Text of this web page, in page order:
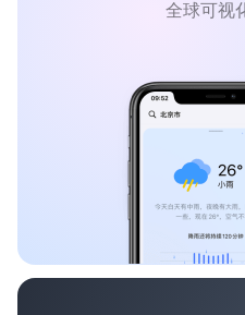
全球可视